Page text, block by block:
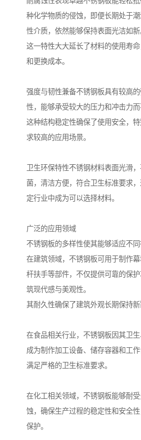
种化学物质的侵蚀，即便长期处于
性介质，依然能够保持表面光洁如新
这一特性大大延长了材料的使用寿
和更换成本。
强度与韧性兼备不锈钢板具有较高
性，能够承受较大的压力和冲击力而
这种结构稳定性确保了使用安全，
求较高的应用场景。
卫生环保特性不锈钢材料表面光滑
菌，清洁方便，符合卫生标准要求
定行业中成为可以选择材料。
广泛的应用领域
不锈钢板的多样性使其能够适应不同
在建筑领域，不锈钢板可用于制作
杆扶手等部件，不仅提供可靠的保
筑现代感与美观性。
其耐久性确保了建筑外观长期保持新
在食品相关行业，不锈钢板因其卫生
成为制作加工设备、储存容器和工作
满足严格的卫生标准要求。
在化工相关领域，不锈钢板能够耐
蚀，确保生产过程的稳定性和安全
保护。